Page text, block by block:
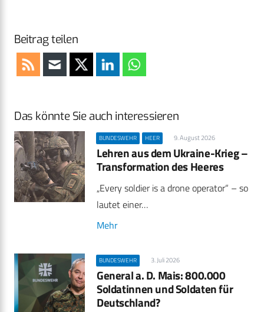
Beitrag teilen
Das könnte Sie auch interessieren
BUNDESWEHR HEER 9. August 2026
Lehren aus dem Ukraine-Krieg –
Transformation des Heeres
„Every soldier is a drone operator“ – so
lautet einer…
Mehr
BUNDESWEHR 3. Juli 2026
General a. D. Mais: 800.000
Soldatinnen und Soldaten für
Deutschland?